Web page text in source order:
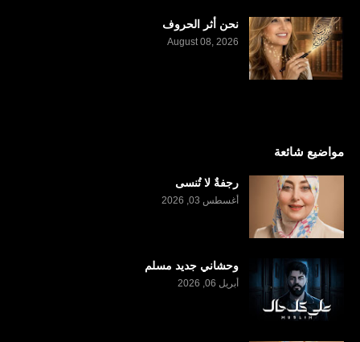
نحن أثر الحروف
August 08, 2026
مواضيع شائعة
رجفةٌ لا تُنسى
أغسطس 03, 2026
وحشاني جديد مسلم
أبريل 06, 2026